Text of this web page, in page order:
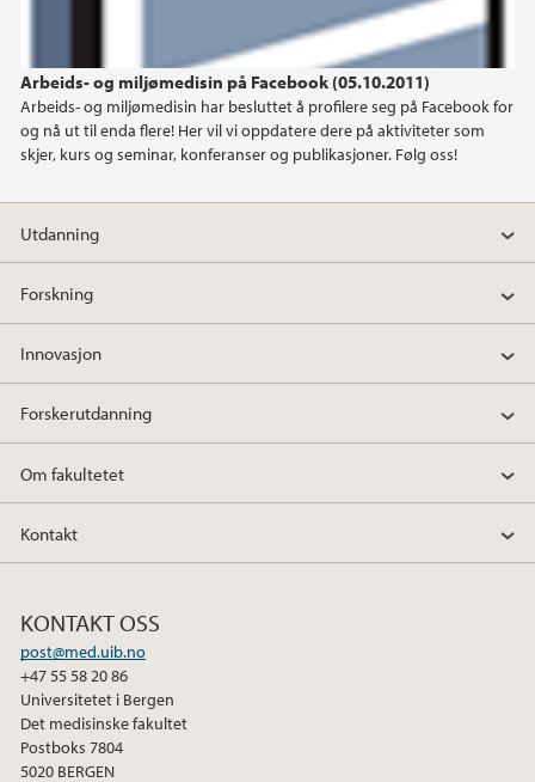
Arbeids- og miljømedisin på Facebook (05.10.2011)
Arbeids- og miljømedisin har besluttet å profilere seg på Facebook for
og nå ut til enda flere! Her vil vi oppdatere dere på aktiviteter som
skjer, kurs og seminar, konferanser og publikasjoner. Følg oss!
Utdanning
Forskning
Innovasjon
Forskerutdanning
Om fakultetet
Kontakt
KONTAKT OSS
post@med.uib.no
+47 55 58 20 86
Universitetet i Bergen
Det medisinske fakultet
Postboks 7804
5020 BERGEN